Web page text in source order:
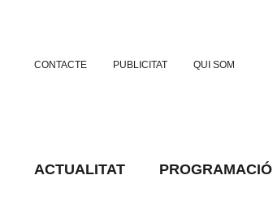
CONTACTE PUBLICITAT QUI SOM
ACTUALITAT PROGRAMACIÓ